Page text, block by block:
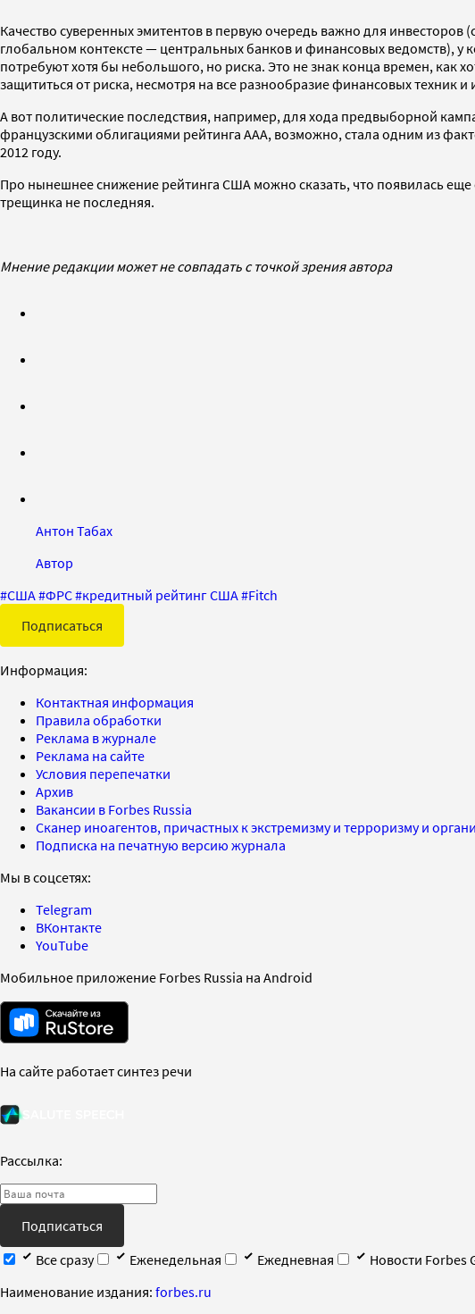
Качество суверенных эмитентов в первую очередь важно для
глобальном контексте — центральных банков и финансовых ведомств),
потребуют хотя бы небольшого, но риска. Это не знак конца времен,
защититься от риска, несмотря на все разнообразие финансовых техник и
А вот политические последствия, например, для хода предвыборной
французскими облигациями рейтинга ААА, возможно, стала одним из
2012 году.
Про нынешнее снижение рейтинга США можно сказать, что появилась
трещинка не последняя.
Мнение редакции может не совпадать с точкой зрения автора
Антон Табах
Автор
#США#ФРС#кредитный рейтинг США#Fitch
Подписаться
Информация:
Контактная информация
Правила обработки
Реклама в журнале
Реклама на сайте
Условия перепечатки
Архив
Вакансии в Forbes Russia
Сканер иноагентов, причастных к экстремизму и терроризму и
Подписка на печатную версию журнала
Мы в соцсетях:
Telegram
ВКонтакте
YouTube
Мобильное приложение Forbes Russia на Android
На сайте работает синтез речи
Рассылка:
Подписаться
Все сразу
Еженедельная Ежедневная
Новости Forbes
Наименование издания: forbes.ru